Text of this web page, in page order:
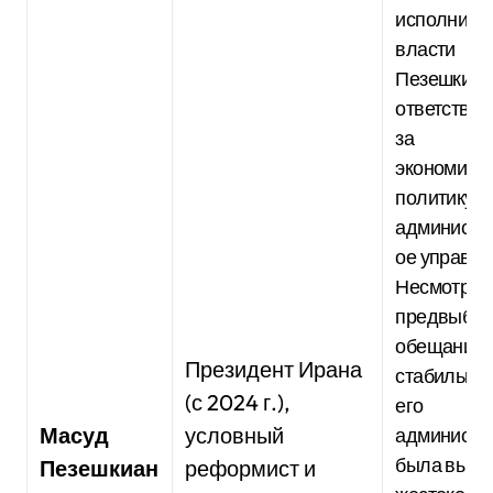
Масуд
Пезешкиан
Президент Ирана
(с 2024 г.),
условный
реформист и
власти
за
политику и
ое
Несмотря
обещания
его
была